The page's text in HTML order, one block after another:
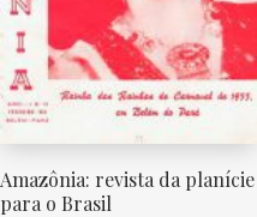
Amazônia: revista da planície
para o Brasil